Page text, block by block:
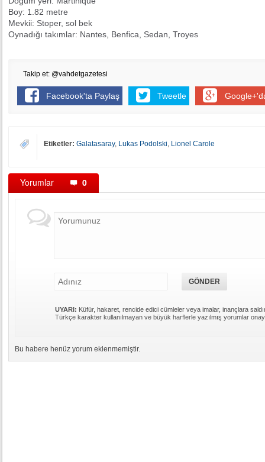
Boy: 1.82 metre
Mevkii: Stoper, sol bek
Oynadığı takımlar: Nantes, Benfica, Sedan, Troyes
Takip et: @vahdetgazetesi
Facebook'ta Paylaş Tweetle
Etiketler: Galatasaray, Lukas Podolski, Lionel Carole
Yorumlar 0
UYARI: Küfür, hakaret, rencide edici cümleler veya imalar, inançlara
Türkçe karakter kullanılmayan ve büyük harflerle yazılmış yorumlar
Bu habere henüz yorum eklenmemiştir.